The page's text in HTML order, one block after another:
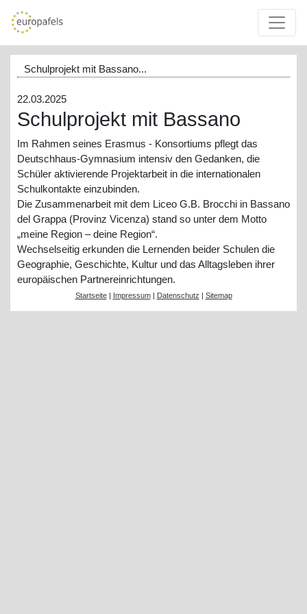
Schulprojekt mit Bassano...
22.03.2025
Schulprojekt mit Bassano
Im Rahmen seines Erasmus - Konsortiums pflegt das
Deutschhaus-Gymnasium intensiv den Gedanken, die
Schüler aktivierende Projektarbeit in die internationalen
Schulkontakte einzubinden.
Die Zusammenarbeit mit dem Liceo G.B. Brocchi in Bassano
del Grappa (Provinz Vicenza) stand so unter dem Motto
„meine Region – deine Region“.
Wechselseitig erkunden die Lernenden beider Schulen die
Geographie, Geschichte, Kultur und das Alltagsleben ihrer
europäischen Partnereinrichtungen.
Startseite| Impressum| Datenschutz | Sitemap